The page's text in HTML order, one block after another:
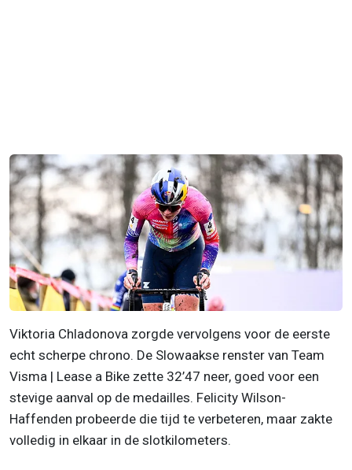
Viktoria Chladonova zorgde vervolgens voor de eerste
echt scherpe chrono. De Slowaakse renster van Team
Visma | Lease a Bike zette 32’47 neer, goed voor een
stevige aanval op de medailles. Felicity Wilson-
Haffenden probeerde die tijd te verbeteren, maar zakte
volledig in elkaar in de slotkilometers.